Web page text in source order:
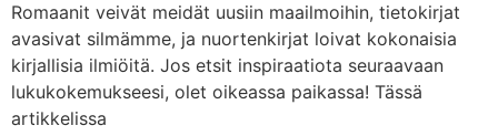
Romaanit veivät meidät uusiin maailmoihin, tietokirjat
avasivat silmämme, ja nuortenkirjat loivat kokonaisia
kirjallisia ilmiöitä. Jos etsit inspiraatiota seuraavaan
lukukokemukseesi, olet oikeassa paikassa! Tässä
artikkelissa